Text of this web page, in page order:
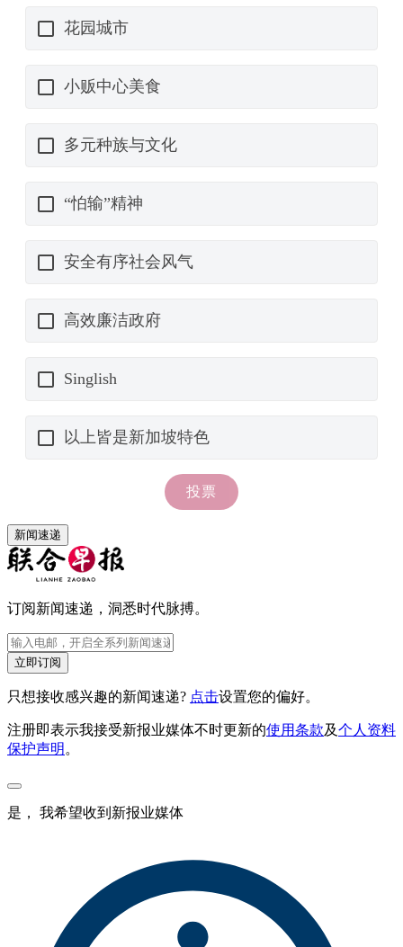
新闻速递
订阅新闻速递，洞悉时代脉搏。
立即订阅
只想接收感兴趣的新闻速递? 点击设置您的偏好。
注册即表示我接受新报业媒体不时更新的使用条款及个人资料
保护声明。
是， 我希望收到新报业媒体